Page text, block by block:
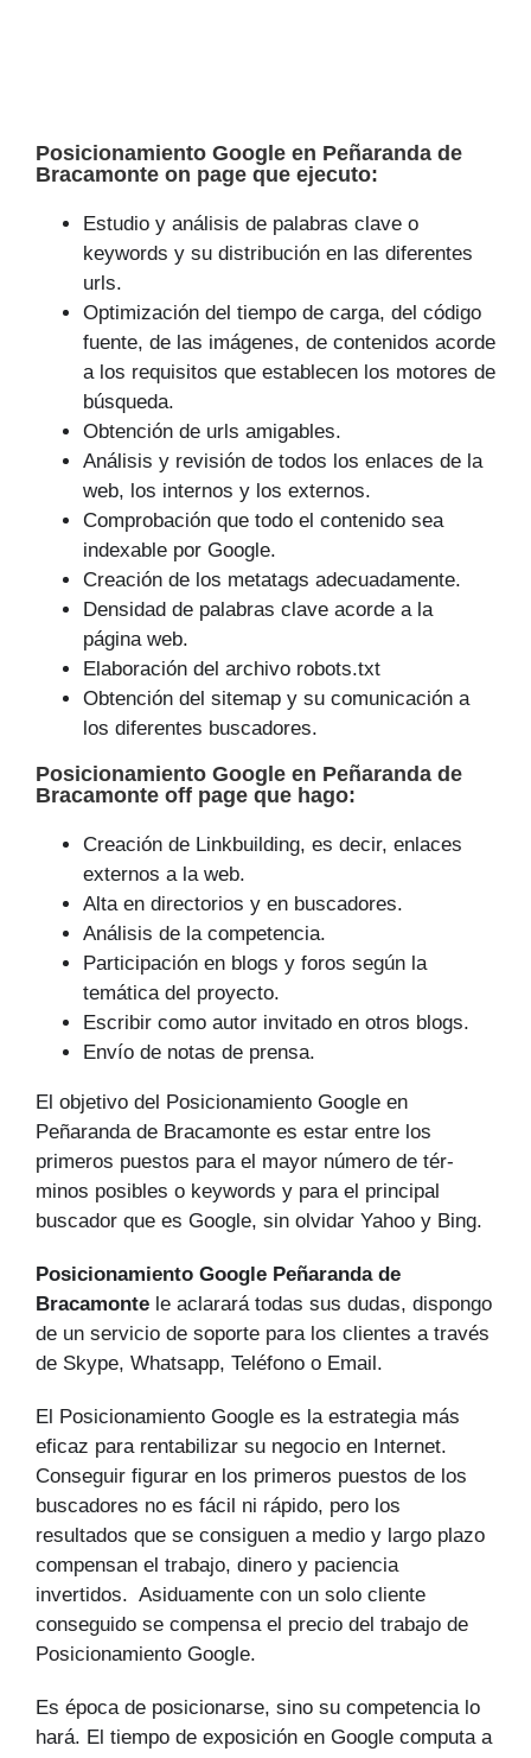
Posicionamiento Google en Peñaranda de
Bracamonte on page que ejecuto:
Estudio y análisis de palabras clave o
keywords y su distribución en las diferentes
urls.
Optimización del tiempo de carga, del código
fuente, de las imágenes, de contenidos acorde
a los requisitos que establecen los motores de
búsqueda.
Obtención de urls amigables.
Análisis y revisión de todos los enlaces de la
web, los internos y los externos.
Comprobación que todo el contenido sea
indexable por Google.
Creación de los metatags adecuadamente.
Densidad de palabras clave acorde a la
página web.
Elaboración del archivo robots.txt
Obtención del sitemap y su comunicación a
los diferentes buscadores.
Posicionamiento Google en Peñaranda de
Bracamonte off page que hago:
Creación de Linkbuilding, es decir, enlaces
externos a la web.
Alta en directorios y en buscadores.
Análisis de la competencia.
Participación en blogs y foros según la
temática del proyecto.
Escribir como autor invitado en otros blogs.
Envío de notas de prensa.
El objetivo del Posicionamiento Google en
Peñaranda de Bracamonte es estar entre los
primeros puestos para el mayor número de tér­
minos posibles o keywords y para el principal
buscador que es Google, sin olvidar Yahoo y Bing.
Posicionamiento Google Peñaranda de
Bracamonte le aclarará todas sus dudas, dispongo
de un servicio de soporte para los clientes a través
de Skype, Whatsapp, Teléfono o Email.
El Posicionamiento Google es la estrategia más
eficaz para rentabilizar su negocio en Internet.
Conseguir figurar en los primeros puestos de los
buscadores no es fácil ni rápido, pero los
resultados que se consiguen a medio y largo plazo
compensan el trabajo, dinero y paciencia
invertidos. Asiduamente con un solo cliente
conseguido se compensa el precio del trabajo de
Posicionamiento Google.
Es época de posicionarse, sino su competencia lo
hará. El tiempo de exposición en Google computa a